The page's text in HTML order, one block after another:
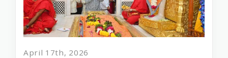
April 17th, 2026